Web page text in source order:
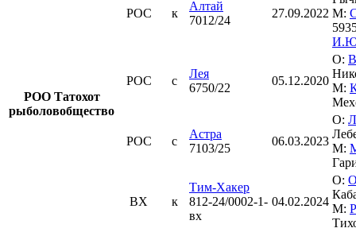
РОО Татохот
рыболовобщество
РОС к
Алтай
7012/24
27.09.2022 М:
РОС с
Лея
6750/22
05.12.2020
О:
М:
РОС с
Астра
7103/25
06.03.2023
О:
М:
ВХ к
Тим-Хакер
812-24/0002-1-
вх
04.02.2024
О:
М: